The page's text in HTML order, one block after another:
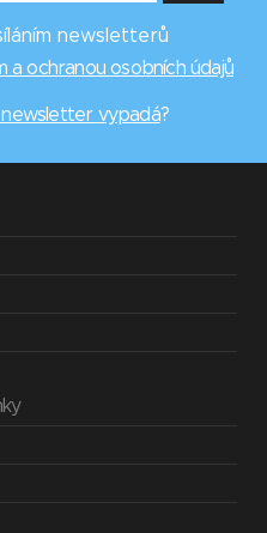
newsletterů
a ochranou osobních údajů
newsletter vypadá?